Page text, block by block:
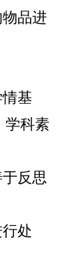
品进
基
学科素
反思
处